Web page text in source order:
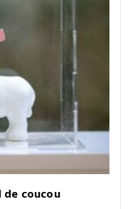
de coucou